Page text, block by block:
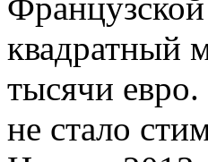
квадратный
тысячи
не стало